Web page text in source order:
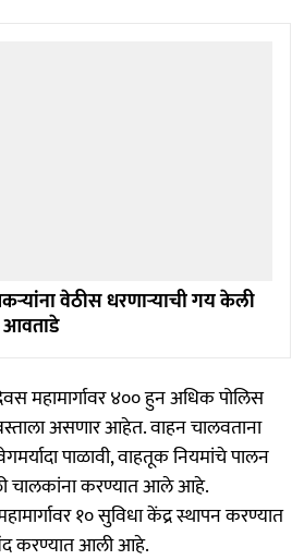
वेठीस धरणाऱ्याची गय केली
आवताडे
महामार्गावर ४०० हुन अधिक पोलिस
असणार आहेत. वाहन चालवताना
पाळावी, वाहतूक नियमांचे पालन
चालकांना करण्यात आले आहे.
१० सुविधा केंद्र स्थापन करण्यात
करण्यात आली आहे.